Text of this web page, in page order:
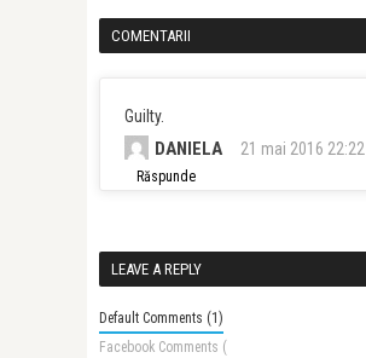
COMENTARII
Guilty.
DANIELA 21 mai 2016 22:22
Răspunde
LEAVE A REPLY
Default Comments (1)
Facebook Comments (